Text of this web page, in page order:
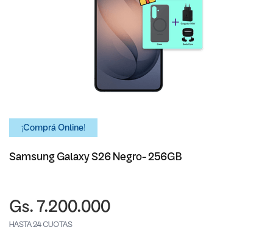
¡Comprá Online!
Samsung Galaxy S26 Negro- 256GB
Gs. 7.200.000
HASTA 24 CUOTAS